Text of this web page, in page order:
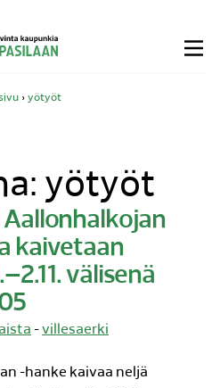
› yötyöt
yötyöt
kaivetaan
välisenä
-villesaerki
-hanke kaivaa neljä